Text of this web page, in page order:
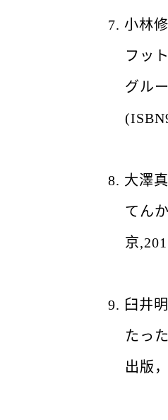
7. 小林
フッ
グル
(ISBN
8. 大澤
てん
京
9. 臼井明
たっ
出版